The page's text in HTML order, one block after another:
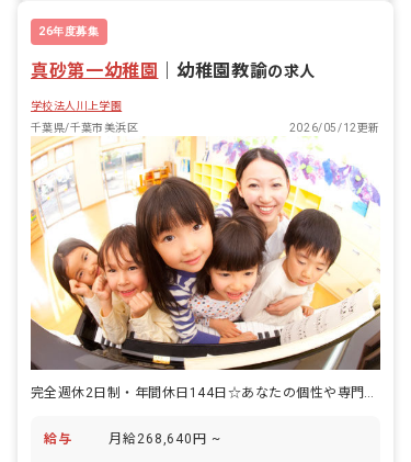
成（連絡帳、児童表、お便りなど） その
児 ■園庭有無：あり
昇給昇進あり
26年度募集
真砂第一幼稚園 ｜幼稚園教諭の求人
学校法人川上学園
千葉県/千葉市美浜区
2026/05/12更新
給与 月給268,640円 ~